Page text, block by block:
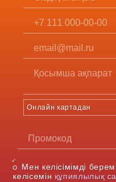
Онлайн картадан
Мен келісімімді
келісемін құпиялылық